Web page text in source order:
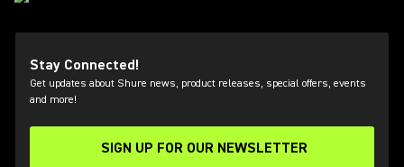
Stay Connected!
Get updates about Shure news, product releases, special offers, events
and more!
SIGN UP FOR OUR NEWSLETTER
(Opens in a new tab)